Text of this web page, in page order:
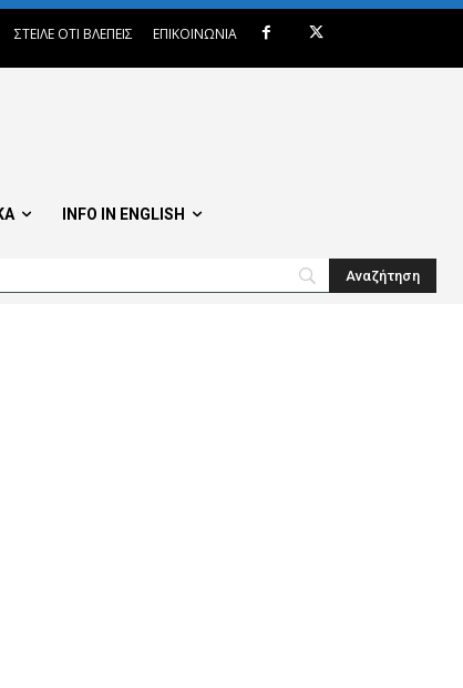
ΣΤΕΙΛΕ ΟΤΙ ΒΛΕΠΕΙΣ ΕΠΙΚΟΙΝΩΝΙΑ
INFO IN ENGLISH